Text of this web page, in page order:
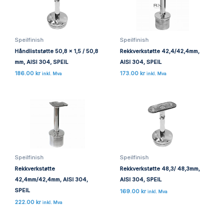
Speilfinish
Håndliststøtte 50,8 x 1,5 / 50,8
mm, AISI 304, SPEIL
186.00 kr inkl. Mva
Speilfinish
Rekkverkstøtte 42,4/42,4mm,
AISI 304, SPEIL
173.00 kr inkl. Mva
Speilfinish
Rekkverkstøtte
42,4mm/42,4mm, AISI 304,
SPEIL
222.00 kr inkl. Mva
Speilfinish
Rekkverkstøtte 48,3/ 48,3mm,
AISI 304, SPEIL
169.00 kr inkl. Mva